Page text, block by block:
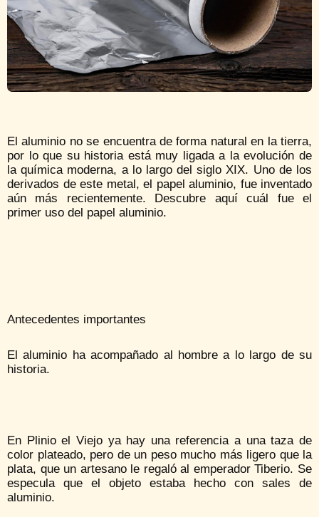
El aluminio no se encuentra de forma natural en la tierra,
por lo que su historia está muy ligada a la evolución de
la química moderna, a lo largo del siglo XIX. Uno de los
derivados de este metal, el papel aluminio, fue inventado
aún más recientemente. Descubre aquí cuál fue el
primer uso del papel aluminio.
Antecedentes importantes
El aluminio ha acompañado al hombre a lo largo de su
historia.
En Plinio el Viejo ya hay una referencia a una taza de
color plateado, pero de un peso mucho más ligero que la
plata, que un artesano le regaló al emperador Tiberio. Se
especula que el objeto estaba hecho con sales de
aluminio.